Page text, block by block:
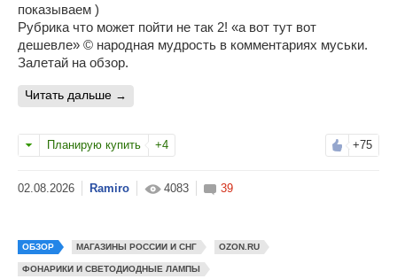
показываем )
Рубрика что может пойти не так 2! «а вот тут вот
дешевле» © народная мудрость в комментариях муськи.
Залетай на обзор.
читать дальше
Планирую купить +4 +75
Ramiro 4083 39
ОБЗОР МАГАЗИНЫ РОССИИ И СНГ OZON.RU
ФОНАРИКИ И СВЕТОДИОДНЫЕ ЛАМПЫ